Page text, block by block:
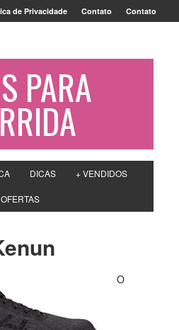
de Privacidade Contato Contato
PARA
DICAS + VENDIDOS
OFERTAS
O